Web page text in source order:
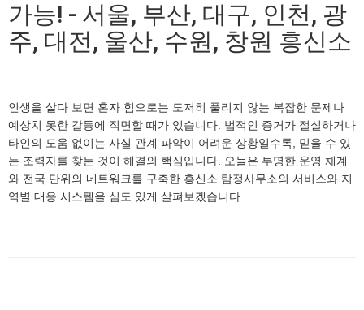
가능! - 서울, 부산, 대구, 인천, 광
주, 대전, 울산, 수원, 창원 흥신소
인생을 살다 보면 혼자 힘으로는 도저히 풀리지 않는 복잡한 문제나
예상치 못한 갈등에 직면할 때가 있습니다. 법적인 증거가 절실하거나
타인의 도움 없이는 사실 관계 파악이 어려운 상황일수록, 믿을 수 있
는 조력자를 찾는 것이 해결의 핵심입니다. 오늘은 투명한 운영 체계
와 전국 단위의 네트워크를 구축한 흥신소 탐정사무소의 서비스와 지
역별 대응 시스템을 심도 있게 살펴보겠습니다.